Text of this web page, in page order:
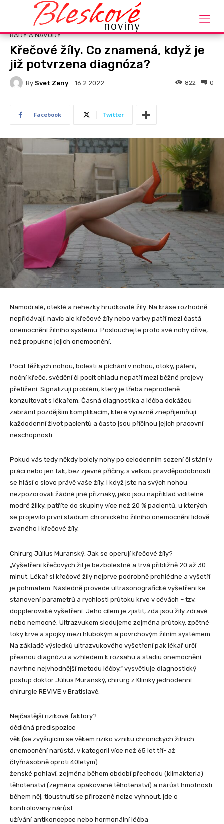
Bleskové
noviny
Rady a návody
RADY A NÁVODY
Křečové žíly. Co znamená, když je
již potvrzena diagnóza?
By Svet Zeny 16.2.2022 0
822
Facebook Twitter
Namodralé, oteklé a nehezky hrudkovité žíly. Na kráse rozhodně
nepřidávají, navíc ale křečové žíly nebo varixy patří mezi častá
onemocnění žilního systému. Poslouchejte proto své nohy dříve,
než propukne jejich onemocnění.
Pocit těžkých nohou, bolesti a píchání v nohou, otoky, pálení,
noční křeče, svědění či pocit chladu nepatří mezi běžné projevy
přetížení. Signalizují problém, který je třeba neprodleně
konzultovat s lékařem. Časná diagnostika a léčba dokážou
zabránit pozdějším komplikacím, které výrazně znepříjemňují
každodenní život pacientů a často jsou příčinou jejich pracovní
neschopnosti.
Pokud vás tedy někdy bolely nohy po celodenním sezení či stání v
práci nebo jen tak, bez zjevné příčiny, s velkou pravděpodobností
se hlásí o slovo právě vaše žíly. I když jste na svých nohou
nezpozorovali žádné jiné příznaky, jako jsou například viditelné
modré žilky, patříte do skupiny více než 20 % pacientů, u kterých
se projevilo první stadium chronického žilního onemocnění lidově
zvaného i křečové žíly.
Chirurg Július Muranský: Jak se operují křečové žíly?
„Vyšetření křečových žil je bezbolestné a trvá přibližně 20 až 30
minut. Lékař si křečové žíly nejprve podrobně prohlédne a vyšetří
je pohmatem. Následně provede ultrasonografické vyšetření ke
stanovení parametrů a rychlosti průtoku krve v cévách – tzv.
dopplerovské vyšetření. Jeho cílem je zjistit, zda jsou žíly zdravé
nebo nemocné. Ultrazvukem sledujeme zejména průtoky, zpětné
toky krve a spojky mezi hlubokým a povrchovým žilním systémem.
Na základě výsledků ultrazvukového vyšetření pak lékař určí
přesnou diagnózu a vzhledem k rozsahu a stadiu onemocnění
navrhne nejvhodnější metodu léčby,“ vysvětluje diagnostický
postup doktor Július Muranský, chirurg z Kliniky jednodenní
chirurgie REVIVE v Bratislavě.
Nejčastější rizikové faktory?
dědičná predispozice
věk (se zvyšujícím se věkem riziko vzniku chronických žilních
onemocnění narůstá, v kategorii více než 65 let tří- až
čtyřnásobně oproti 40letým)
ženské pohlaví, zejména během období přechodu (klimakteria)
těhotenství (zejména opakované těhotenství) a nárůst hmotnosti
během něj; tloustnutí se přirozeně nelze vyhnout, jde o
kontrolovaný nárůst
užívání antikoncepce nebo hormonální léčba